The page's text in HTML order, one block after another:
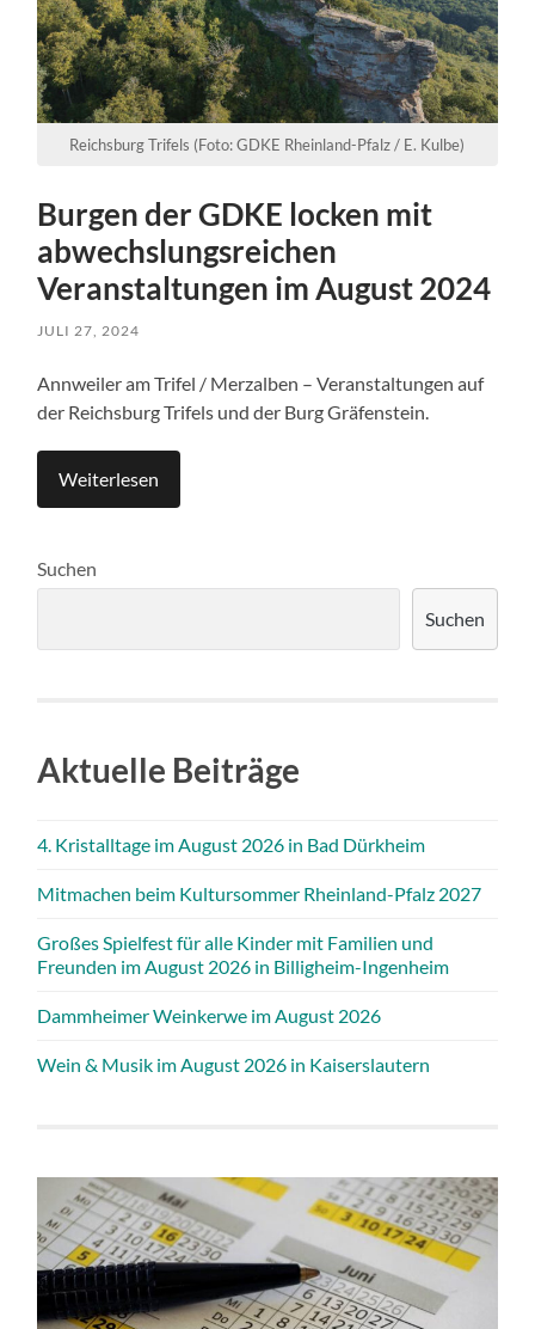
Reichsburg Trifels (Foto: GDKE Rheinland-Pfalz / E. Kulbe)
Burgen der GDKE locken mit
abwechslungsreichen
Veranstaltungen im August 2024
JULI 27, 2024
Annweiler am Trifel / Merzalben – Veranstaltungen auf
der Reichsburg Trifels und der Burg Gräfenstein.
Weiterlesen
Suchen
Suchen
Aktuelle Beiträge
4. Kristalltage im August 2026 in Bad Dürkheim
Mitmachen beim Kultursommer Rheinland-Pfalz 2027
Großes Spielfest für alle Kinder mit Familien und
Freunden im August 2026 in Billigheim-Ingenheim
Dammheimer Weinkerwe im August 2026
Wein & Musik im August 2026 in Kaiserslautern